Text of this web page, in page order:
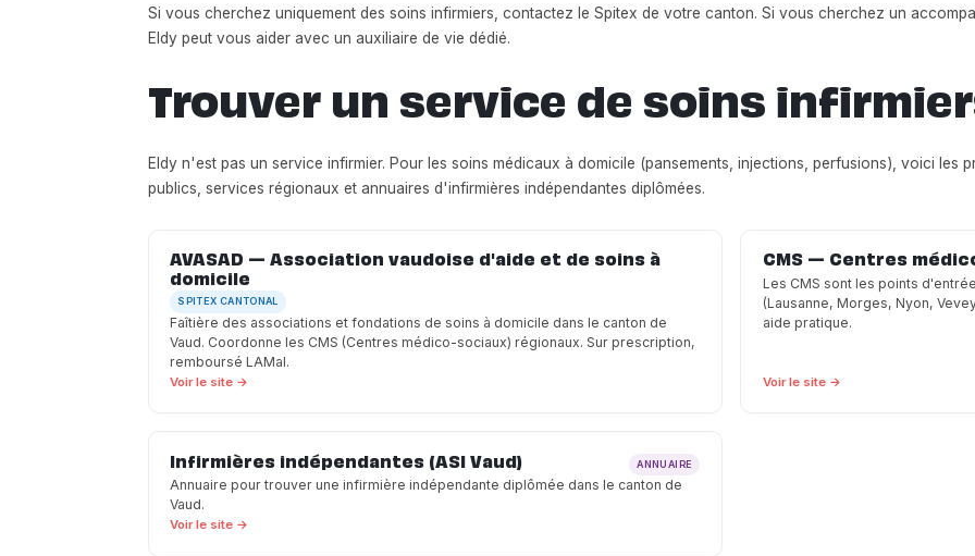
Si vous cherchez uniquement des soins infirmiers, contactez le Spitex de votre canton. Si vous cherchez un
Eldy peut vous aider avec un auxiliaire de vie dédié.
Trouver un service de soins
Eldy n'est pas un service infirmier. Pour les soins médicaux à domicile (pansements, injections, perfusions), voici
publics, services régionaux et annuaires d'infirmières indépendantes diplômées.
AVASAD — Association vaudoise d'aide et de soins à
domicile
SPITEX CANTONAL
Faîtière des associations et fondations de soins à domicile dans le canton de
Vaud. Coordonne les CMS (Centres médico-sociaux) régionaux. Sur prescription,
remboursé LAMal.
Voir le site →
CMS — Centres
Les CMS sont les points
(Lausanne, Morges, Nyon,
aide pratique.
Voir le site →
Infirmières indépendantes (ASI Vaud) ANNUAIRE
Annuaire pour trouver une infirmière indépendante diplômée dans le canton de
Vaud.
Voir le site →